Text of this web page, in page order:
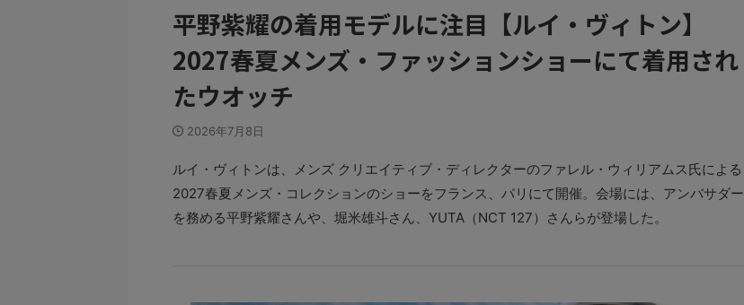
平野紫耀の着用モデルに注目【ルイ・ヴィトン】
2027春夏メンズ・ファッションショーにて着用され
たウオッチ
2026年7月8日
ルイ・ヴィトンは、メンズ クリエイティブ・ディレクターのファレル・ウィリアムス氏による
2027春夏メンズ・コレクションのショーをフランス、パリにて開催。会場には、アンバサダー
を務める平野紫耀さんや、堀米雄斗さん、YUTA（NCT 127）さんらが登場した。